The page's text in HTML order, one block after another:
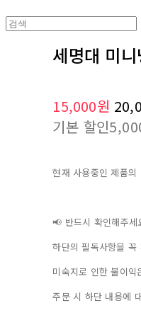
세명대 미
15,000원
기본 할인
현재 사용중인 제품
📢 반드시 확인해주세
하단의 필독사항을 꼭
미숙지로 인한 불이
주문 시 하단 내용에